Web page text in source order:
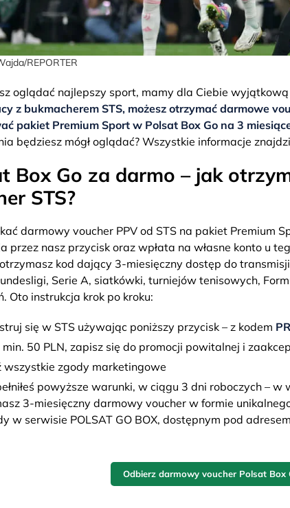
REPORTER
oglądać najlepszy sport, mamy dla Ciebie
z bukmacherem STS, możesz otrzymać darmowe
pakiet Premium Sport w Polsat Box Go na 3
będziesz mógł oglądać? Wszystkie informacje
Box Go za darmo – jak
STS?
darmowy voucher PPV od STS na pakiet Premium
przez nasz przycisk oraz wpłata na własne konto u
kod dający 3-miesięczny dostęp do
Serie A, siatkówki, turniejów tenisowych,
Oto instrukcja krok po kroku:
się w STS używając poniższy przycisk – z kodem
min. 50 PLN, zapisz się do promocji powitalnej i
wszystkie zgody marketingowe
powyższe warunki, w ciągu 3 dni roboczych –
3-miesięczny darmowy voucher w formie
w serwisie POLSAT GO BOX, dostępnym pod
Odbierz darmowy voucher Polsat Box